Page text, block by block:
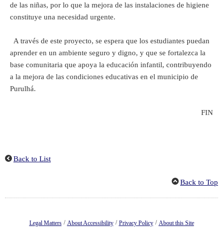
de las niñas, por lo que la mejora de las instalaciones de higiene
constituye una necesidad urgente.
A través de este proyecto, se espera que los estudiantes puedan
aprender en un ambiente seguro y digno, y que se fortalezca la
base comunitaria que apoya la educación infantil, contribuyendo
a la mejora de las condiciones educativas en el municipio de
Purulhá.
FIN
Back to List
Back to Top
Legal Matters / About Accessibility / Privacy Policy / About this Site